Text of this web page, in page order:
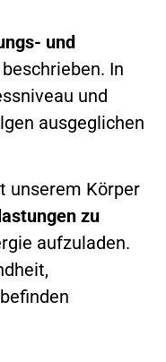
und
beschrieben. In
und
ausgeglichen
unserem Körper
zu
aufzuladen.